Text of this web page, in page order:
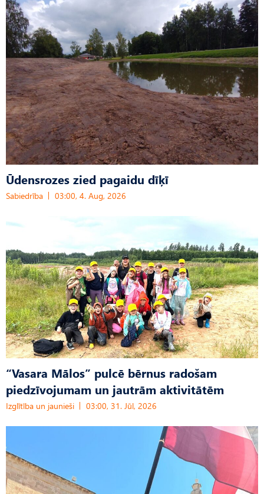
Ūdensrozes zied pagaidu dīķī
Sabiedrība 03:00, 4. Aug, 2026
“Vasara Mālos” pulcē bērnus radošam
piedzīvojumam un jautrām aktivitātēm
Izglītība un jaunieši 03:00, 31. Jūl, 2026